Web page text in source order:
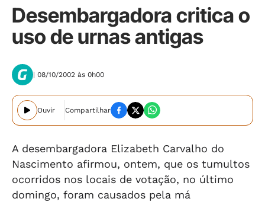
Desembargadora critica o
uso de urnas antigas
| 08/10/2002 às 0h00
Ouvir Compartilhar
A desembargadora Elizabeth Carvalho do
Nascimento afirmou, ontem, que os tumultos
ocorridos nos locais de votação, no último
domingo, foram causados pela má